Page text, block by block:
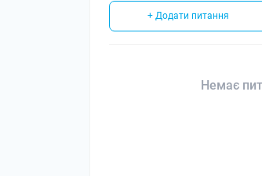
+ Додати питання
Немає